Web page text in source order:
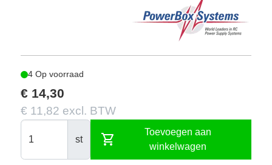
4 Op voorraad
€ 14,30
€ 11,82 excl. BTW
st shopping_cart
Toevoegen aan
winkelwagen